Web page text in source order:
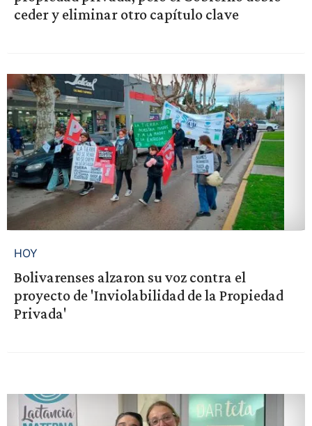
ceder y eliminar otro capítulo clave
HOY
Bolivarenses alzaron su voz contra el
proyecto de 'Inviolabilidad de la Propiedad
Privada'